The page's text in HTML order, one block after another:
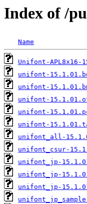
Index of /
Name
Unifont-
unifont-
unifont-
unifont-
unifont-
unifont-
unifont_all-
unifont_csur-
unifont_jp-
unifont_jp-
unifont_jp-